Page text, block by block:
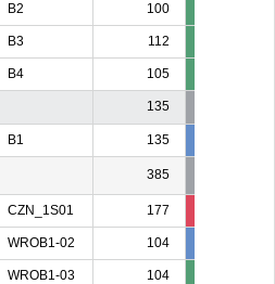
B2 100
B3 112
B4 105
135
B1 135
385
CZN_1S01 177
WROB1-02 104
WROB1-03
104